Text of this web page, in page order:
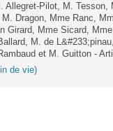
Allegret-Pilot, M.
M. Dragon, Mme Ranc,
Girard, Mme Sicard,
M. de
et M. Guitton -
de vie)